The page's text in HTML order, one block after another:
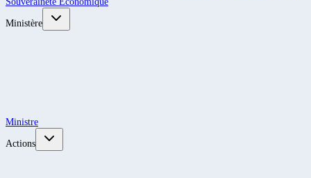
Ministère
Ministre
Actions